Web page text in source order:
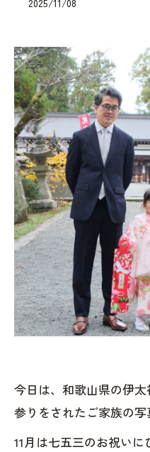
2025/11/08
今日は、和歌山県の伊
参りをされたご家族の写
11月は七五三のお祝い